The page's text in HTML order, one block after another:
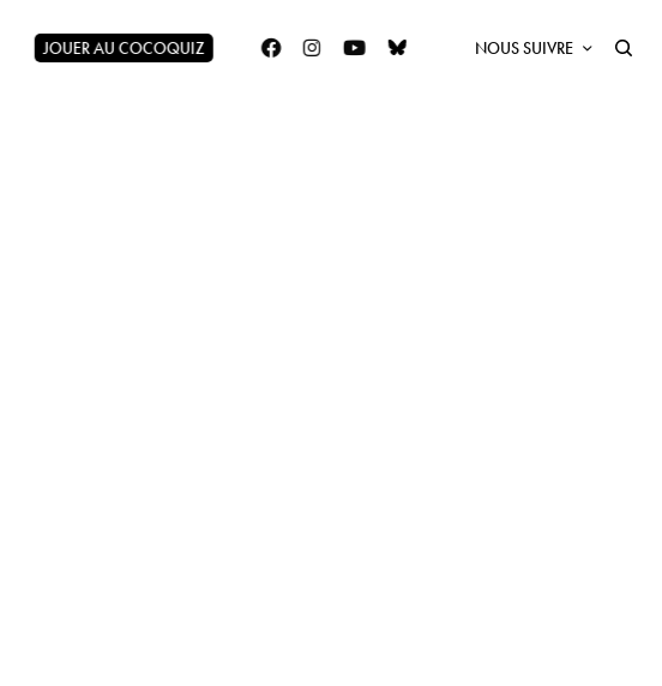
JOUER AU COCOQUIZ NOUS SUIVRE